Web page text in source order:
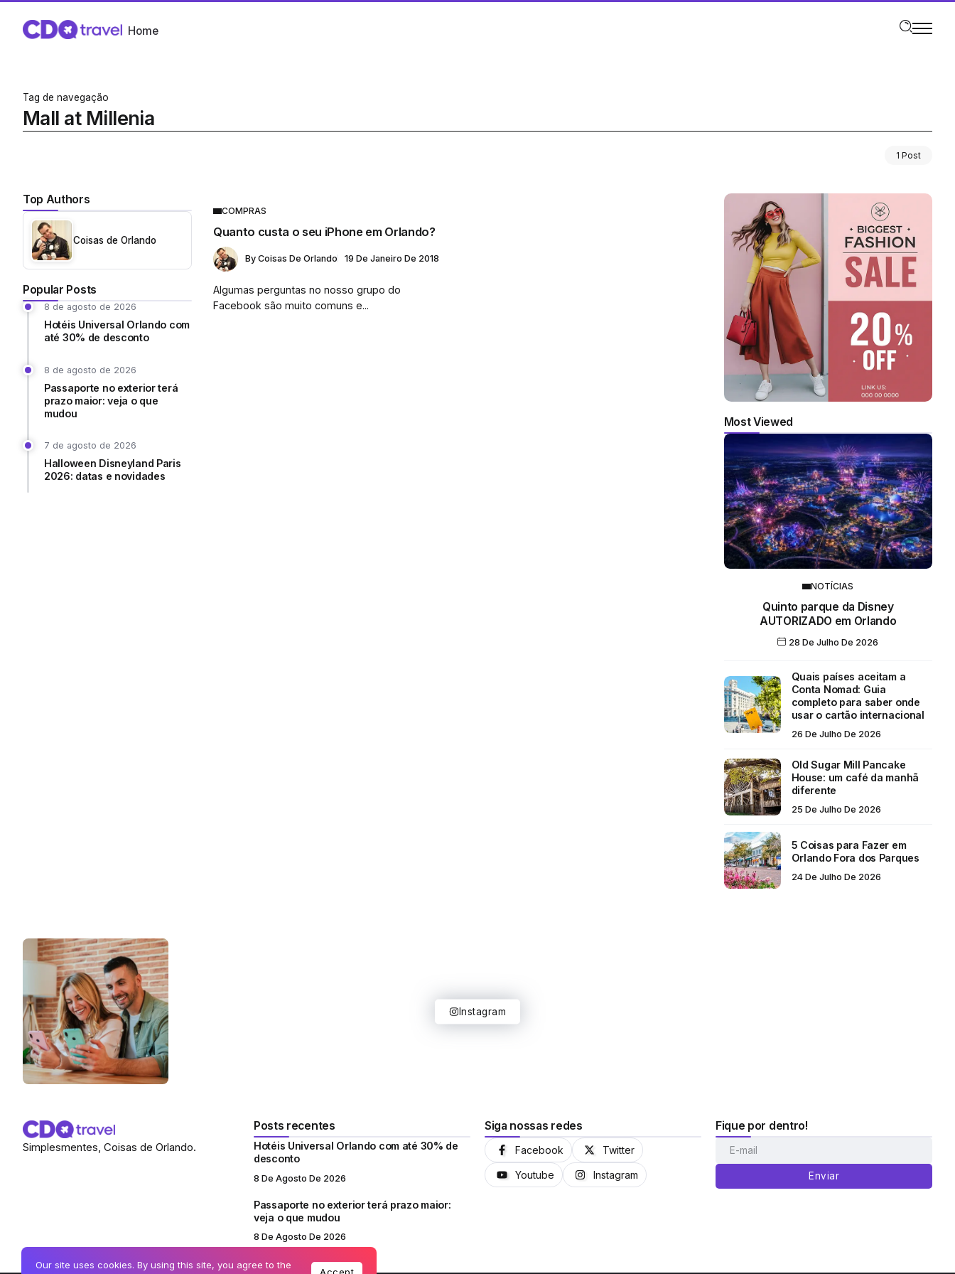
Home
Tag de navegação
Mall at Millenia
1 Post
Top Authors
Coisas de Orlando
Popular Posts
8 de agosto de 2026
Hotéis Universal Orlando com
até 30% de desconto
8 de agosto de 2026
Passaporte no exterior terá
prazo maior: veja o que
mudou
7 de agosto de 2026
Halloween Disneyland Paris
2026: datas e novidades
COMPRAS
Quanto custa o seu iPhone em Orlando?
By Coisas De Orlando 19 De Janeiro De 2018
Algumas perguntas no nosso grupo do
Facebook são muito comuns e...
Most Viewed
NOTÍCIAS
Quinto parque da Disney
AUTORIZADO em Orlando
28 De Julho De 2026
Quais países aceitam a
Conta Nomad: Guia
completo para saber onde
usar o cartão internacional
26 De Julho De 2026
Old Sugar Mill Pancake
House: um café da manhã
diferente
25 De Julho De 2026
5 Coisas para Fazer em
Orlando Fora dos Parques
24 De Julho De 2026
Instagram
Simplesmentes, Coisas de Orlando.
Posts recentes
Hotéis Universal Orlando com até 30% de
desconto
8 De Agosto De 2026
Passaporte no exterior terá prazo maior:
veja o que mudou
8 De Agosto De 2026
Siga nossas redes
Facebook Twitter
Youtube Instagram
Fique por dentro!
Enviar
Our site uses cookies. By using this site, you agree to the